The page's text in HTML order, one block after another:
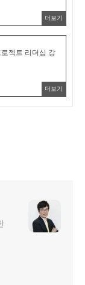
더보기
젝트 리더십 강
더보기